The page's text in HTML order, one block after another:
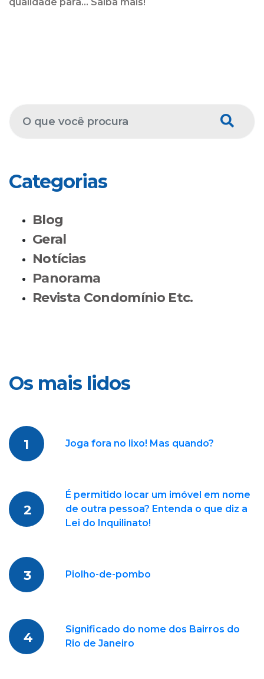
qualidade para... Saiba mais!
Categorias
Blog
Geral
Notícias
Panorama
Revista Condomínio Etc.
Os mais lidos
1 Joga fora no lixo! Mas quando?
2
É permitido locar um imóvel em nome
de outra pessoa? Entenda o que diz a
Lei do Inquilinato!
3 Piolho-de-pombo
4
Significado do nome dos Bairros do
Rio de Janeiro